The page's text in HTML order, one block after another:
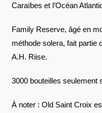
Caraïbes et l’Océan
Family Reserve, âgé en
méthode solera, fait partie
A.H. Riise.
3000 bouteilles seulement
À noter : Old Saint Croix